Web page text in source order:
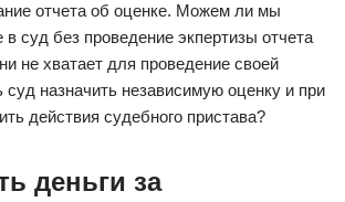
отчета об оценке. Можем ли мы
в суд без проведение экпертизы отчета
не хватает для проведение своей
суд назначить независимую оценку и при
действия судебного пристава?
деньги за